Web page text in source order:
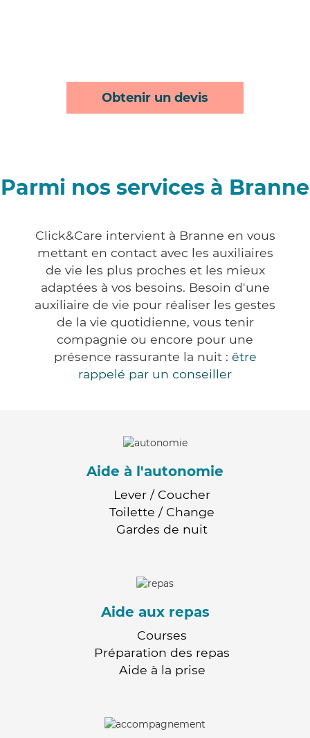
Obtenir un devis
Parmi nos services à Branne
Click&Care intervient à Branne en vous
mettant en contact avec les auxiliaires
de vie les plus proches et les mieux
adaptées à vos besoins. Besoin d'une
auxiliaire de vie pour réaliser les gestes
de la vie quotidienne, vous tenir
compagnie ou encore pour une
présence rassurante la nuit : être
rappelé par un conseiller
Aide à l'autonomie
Lever / Coucher
Toilette / Change
Gardes de nuit
Aide aux repas
Courses
Préparation des repas
Aide à la prise